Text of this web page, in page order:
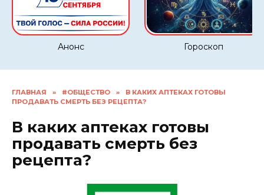
Анонс Гороскоп
ГЛАВНАЯ » #ОБЩЕСТВО »
В КАКИХ АПТЕКАХ ГОТОВЫ
ПРОДАВАТЬ СМЕРТЬ БЕЗ РЕЦЕПТА?
В каких аптеках готовы
продавать смерть без
рецепта?